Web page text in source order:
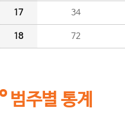
17 34
18 72
범주별 통계